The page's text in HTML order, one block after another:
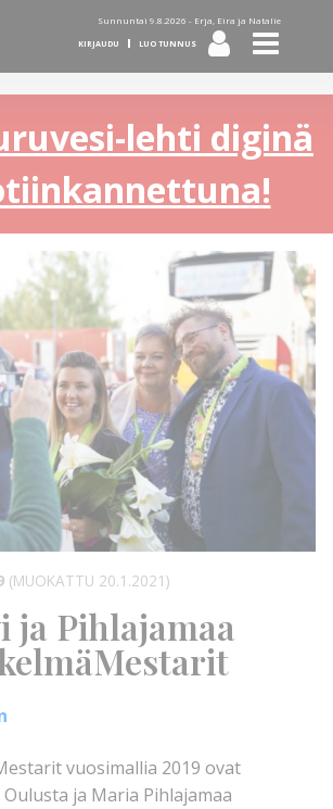
Sunnuntai 9.8.2026 - Erja, Eira ja Natalie
KIRJAUDU LUO TUNNUS
lehti diginä
(MUOKATTU 20.1.2021)
ja Pihlajamaa
vuosimallia 2019 ovat
ja Maria Pihlajamaa